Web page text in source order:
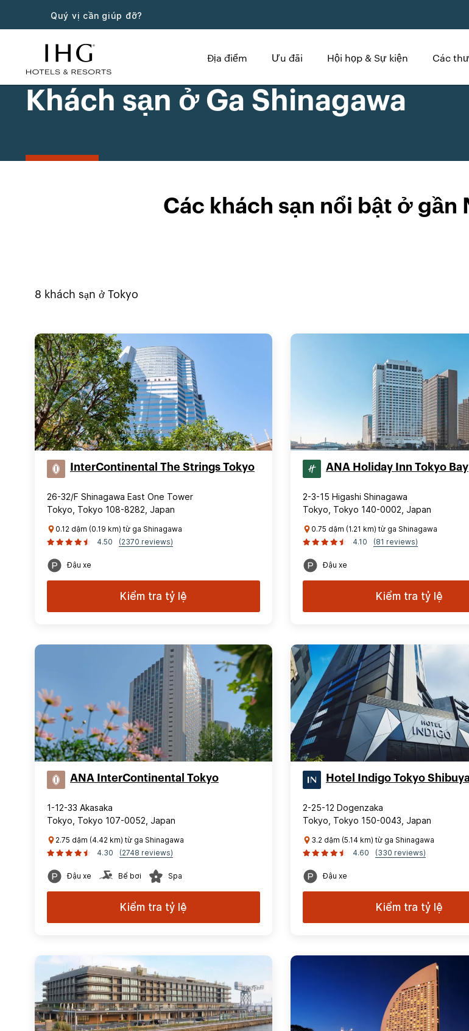
Quý vị cần giúp đỡ?
Địa điểm Ưu đãi Hội họp & Sự kiện Các
Khách sạn ở Ga Shinagawa
Các khách sạn nổi bật ở gần
8 khách sạn ở Tokyo
InterContinental The Strings Tokyo
26-32/F Shinagawa East One Tower
Tokyo, Tokyo 108-8282, Japan
0.12 dặm (0.19 km) từ ga Shinagawa
4.50
(2370 reviews)
Đậu xe
Kiểm tra tỷ lệ
ANA Holiday Inn Tokyo Bay
2-3-15 Higashi Shinagawa
Tokyo, Tokyo 140-0002, Japan
0.75 dặm (1.21 km) từ ga Shinagawa
4.10
(81 reviews)
Đậu xe
Kiểm tra tỷ lệ
ANA InterContinental Tokyo
1-12-33 Akasaka
Tokyo, Tokyo 107-0052, Japan
2.75 dặm (4.42 km) từ ga Shinagawa
4.30
(2748 reviews)
Đậu xe Bể bơi Spa
Kiểm tra tỷ lệ
Hotel Indigo Tokyo Shibuya
2-25-12 Dogenzaka
Tokyo, Tokyo 150-0043, Japan
3.2 dặm (5.14 km) từ ga Shinagawa
4.60
(330 reviews)
Đậu xe
Kiểm tra tỷ lệ